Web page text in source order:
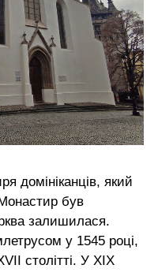
домініканців, який
був
залишилася.
у 1545 році,
столітті. У XIX